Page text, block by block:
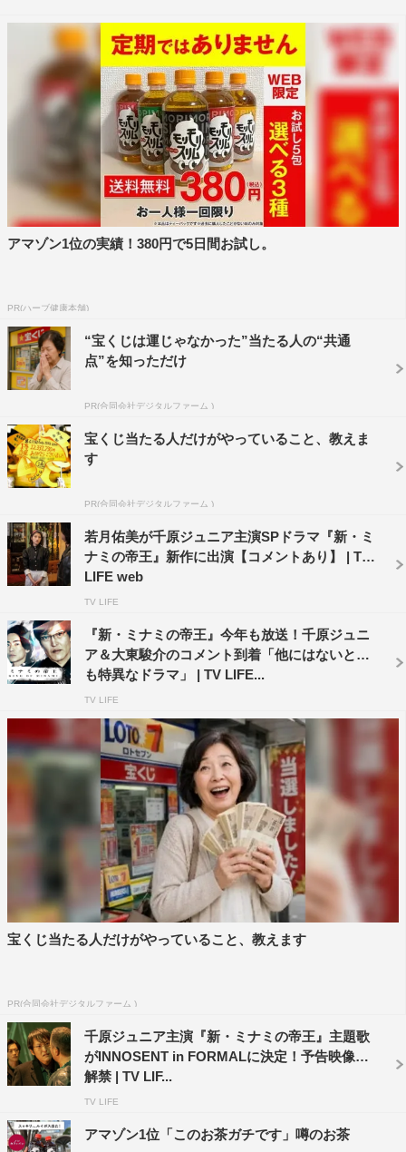
いた――。
そんな涼に声をかけたのは、ホームレスの藤森幸生（夙川
アトム）。涼は母親が1カ月も帰ってこないこと、空腹と
絶望により死を選ぶことにしたと打ち明ける。すると藤森
は、天に向かって両手をかざし、次の瞬間、その口からは
涼の母親とおぼしき人物の言葉が飛び出す。気付けば周囲
には人だかりができ、その中には銀次郎の姿も。さらに、
その異様な光景を撮影した動画がSNSで拡散され、藤森の
元には“霊能語”に救いを求める人々が押し寄せる。
みのキッチンカーの店主・中川裕子（増田有華）から、オ
ーストリアに住む恋人にプロポーズされたと報告を受け
る。しかし、聞けば２人の出会いはわずか１カ月前で、き
っかけもSNSナンパ。竜一は、離婚で弱っていた裕子がつ
そんな中、訪ねてくる相談者の数が日に日に膨れ上がって
いることから、藤森は「治平会」という宗教団体を立ち上
げ、教祖となる。銀次郎の顧客の中にも、お布施のため身
の丈に合わない借り入れをする者が。そこで銀次郎は、な
じみの喫茶店ウエートレス・薄井翠（若月佑美）と裏社会
の実力者・沢木英雄（赤井英和）を巻き込んで、治平会と
教祖の化けの皮をはがすべく動き出す。
番組情報
『新・ミナミの帝王 銀次郎の新たな敵は神様!?』
カンテレ（関西ローカル）
2023年3月25日（土）午後2時57分～5時
出演：千原ジュニア、大東駿介、若月佑美／塩野瑛久、夙
川アトム、南出凌嘉、増田有華／赤井英和 ほか
原作：『ミナミの帝王』天王寺大／郷力也
脚本：ひかわかよ
プロデューサー：近藤匡、三方祐人、神山明子、増田幸一
郎、伊藤茜
主題歌：coldrain「Help Me Help You」（Warner Music
音楽：PE’Z、櫻井真一
演出：髙山浩児
アマゾン1位の実績！380円で5日間お試し。
PR(ハーブ健康本舗)
“宝くじは運じゃなかった”当たる人の“共通
点”を知っただけ
PR(合同会社デジタルファーム )
宝くじ当たる人だけがやっていること、教えま
す
PR(合同会社デジタルファーム )
若月佑美が千原ジュニア主演SPドラマ『新・ミ
ナミの帝王』新作に出演【コメントあり】 | TV
LIFE web
TV LIFE
『新・ミナミの帝王』今年も放送！千原ジュニ
ア＆大東駿介のコメント到着「他にはないとて
も特異なドラマ」 | TV LIFE...
TV LIFE
宝くじ当たる人だけがやっていること、教えます
PR(合同会社デジタルファーム )
千原ジュニア主演『新・ミナミの帝王』主題歌
がINNOSENT in FORMALに決定！予告映像も
解禁 | TV LIF...
TV LIFE
アマゾン1位「このお茶ガチです」噂のお茶